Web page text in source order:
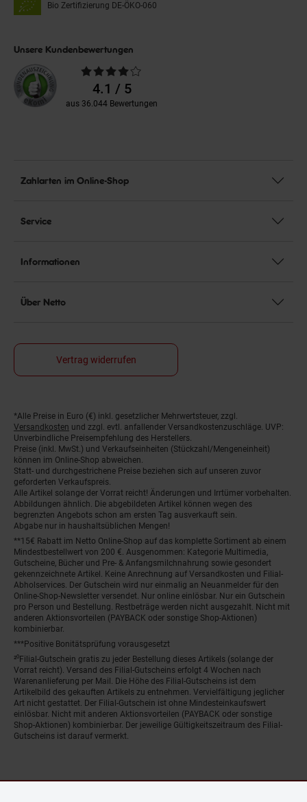
Bio Zertifizierung DE-ÖKO-060
Unsere Kundenbewertungen
Durchschnittliche
Bewertungen4.1 / 5
aus 36.044 Bewertungen
Zahlarten im Online-Shop
Service
Informationen
Über Netto
Vertrag widerrufen
Fußnoten
*Alle Preise in Euro (€) inkl. gesetzlicher Mehrwertsteuer, zzgl.
Versandkosten und zzgl. evtl. anfallender Versandkostenzuschläge. UVP:
Unverbindliche Preisempfehlung des Herstellers.
Preise (inkl. MwSt.) und Verkaufseinheiten (Stückzahl/Mengeneinheit)
können im Online-Shop abweichen.
Statt- und durchgestrichene Preise beziehen sich auf unseren zuvor
geforderten Verkaufspreis.
Alle Artikel solange der Vorrat reicht! Änderungen und Irrtümer vorbehalten.
Abbildungen ähnlich. Die abgebildeten Artikel können wegen des
begrenzten Angebots schon am ersten Tag ausverkauft sein.
Abgabe nur in haushaltsüblichen Mengen!
**15€ Rabatt im Netto Online-Shop auf das komplette Sortiment ab einem
Mindestbestellwert von 200 €. Ausgenommen: Kategorie Multimedia,
Gutscheine, Bücher und Pre- & Anfangsmilchnahrung sowie gesondert
gekennzeichnete Artikel. Keine Anrechnung auf Versandkosten und Filial-
Abholservices. Der Gutschein wird nur einmalig an Neuanmelder für den
Online-Shop-Newsletter versendet. Nur online einlösbar. Nur ein Gutschein
pro Person und Bestellung. Restbeträge werden nicht ausgezahlt. Nicht mit
anderen Aktionsvorteilen (PAYBACK oder sonstige Shop-Aktionen)
kombinierbar.
***Positive Bonitätsprüfung vorausgesetzt
²⁰Filial-Gutschein gratis zu jeder Bestellung dieses Artikels (solange der
Vorrat reicht). Versand des Filial-Gutscheins erfolgt 4 Wochen nach
Warenanlieferung per Mail. Die Höhe des Filial-Gutscheins ist dem
Artikelbild des gekauften Artikels zu entnehmen. Vervielfältigung jeglicher
Art nicht gestattet. Der Filial-Gutschein ist ohne Mindesteinkaufswert
einlösbar. Nicht mit anderen Aktionsvorteilen (PAYBACK oder sonstige
Shop-Aktionen) kombinierbar. Der jeweilige Gültigkeitszeitraum des Filial-
Gutscheins ist darauf vermerkt.